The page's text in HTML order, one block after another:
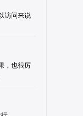
访问来说
，也很厉